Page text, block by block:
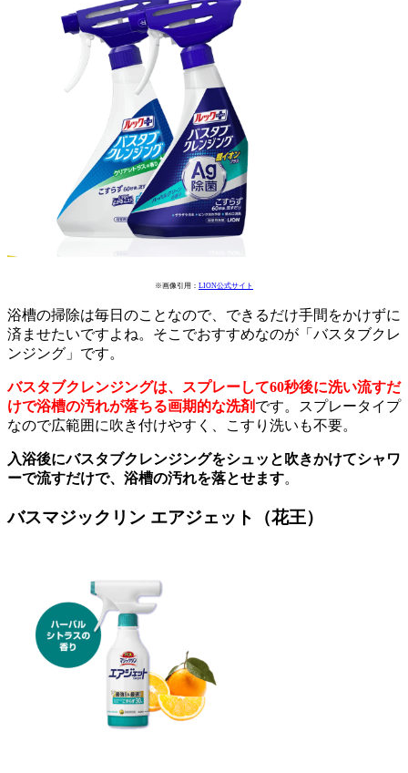
※画像引用： LION公式サイト
浴槽の掃除は毎日のことなので、できるだけ手間をかけずに
済ませたいですよね。そこでおすすめなのが「バスタブクレ
ンジング」です。
バスタブクレンジングは、スプレーして60秒後に洗い流すだ
けで浴槽の汚れが落ちる画期的な洗剤 です。スプレータイプ
なので広範囲に吹き付けやすく、こすり洗いも不要。
入浴後にバスタブクレンジングをシュッと吹きかけてシャワ
ーで流すだけで、浴槽の汚れを落とせます。
バスマジックリン エアジェット（花王）